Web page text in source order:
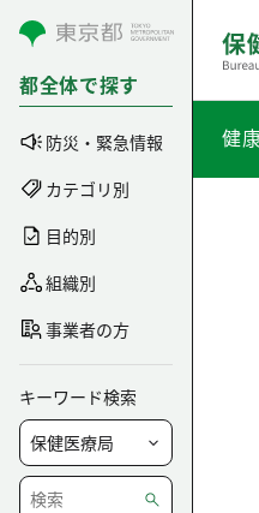
コンテンツにスキップ
都全体で探す
防災・緊急情報
カテゴリ別
目的別
組織別
事業者の方
キーワード検索
健